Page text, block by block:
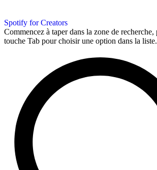
Spotify for Creators
Commencez à taper dans la zone de
touche Tab pour choisir une option dans la liste.